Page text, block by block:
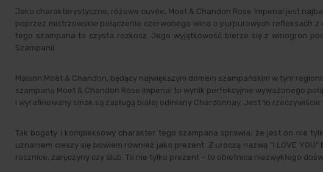
Jako charakterystyczne, różowe cuvée, Moet & Chandon Rose Imperial jest
poprzez mistrzowskie połączenie czerwonego wina o purpurowych refleksach
tego szampana to czysta rozkosz. Jego wyjątkowość bierze się z winogron
Szampanii.
Maison Moët & Chandon, będący największym domem szampańskim w tym
szampana Moet & Chandon Rose Imperial to wynik perfekcyjnie wyważonego
i wyrafinowany smak są zasługą białej odmiany Chardonnay. Jest to
Tak bogaty i kompleksowy charakter tego szampana sprawia, że jest on nie
uznaniem cieszy się bowiem również jako prezent. Z uroczą nazwą "I LOVE
rocznice, zaręczyny czy ślub. To nie tylko prezent – to obietnica niezwykłego